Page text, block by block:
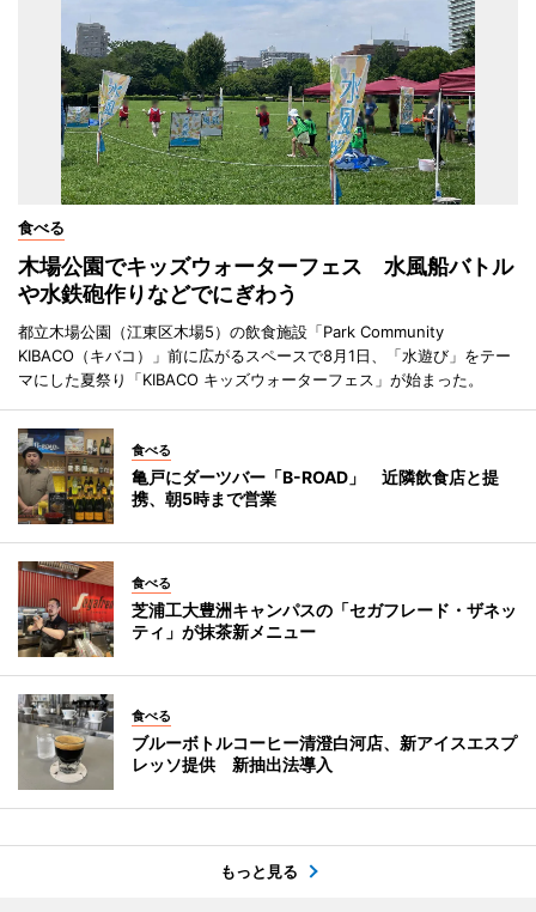
食べる
木場公園でキッズウォーターフェス 水風船バトル
や水鉄砲作りなどでにぎわう
都立木場公園（江東区木場5）の飲食施設「Park Community
KIBACO（キバコ）」前に広がるスペースで8月1日、「水遊び」をテー
マにした夏祭り「KIBACO キッズウォーターフェス」が始まった。
食べる
亀戸にダーツバー「B-ROAD」 近隣飲食店と提
携、朝5時まで営業
食べる
芝浦工大豊洲キャンパスの「セガフレード・ザネッ
ティ」が抹茶新メニュー
食べる
ブルーボトルコーヒー清澄白河店、新アイスエスプ
レッソ提供 新抽出法導入
もっと見る